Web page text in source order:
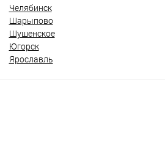
Челябинск
Шарыпово
Шушенское
Югорск
Ярославль